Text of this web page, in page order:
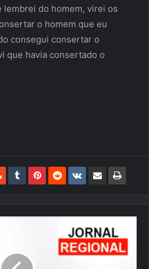
lembrei do homem, virei os
o homem que eu
consegui consertar o
que havia consertado o